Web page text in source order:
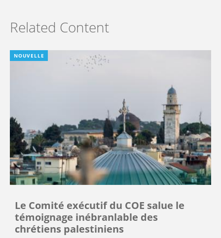
Related Content
NOUVELLE
Le Comité exécutif du COE salue le
témoignage inébranlable des
chrétiens palestiniens